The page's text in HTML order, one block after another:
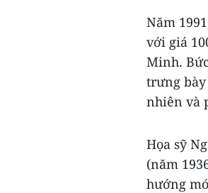
Năm
với giá
Minh.
trưng
nhiên và
Họa sỹ
(năm
hướng